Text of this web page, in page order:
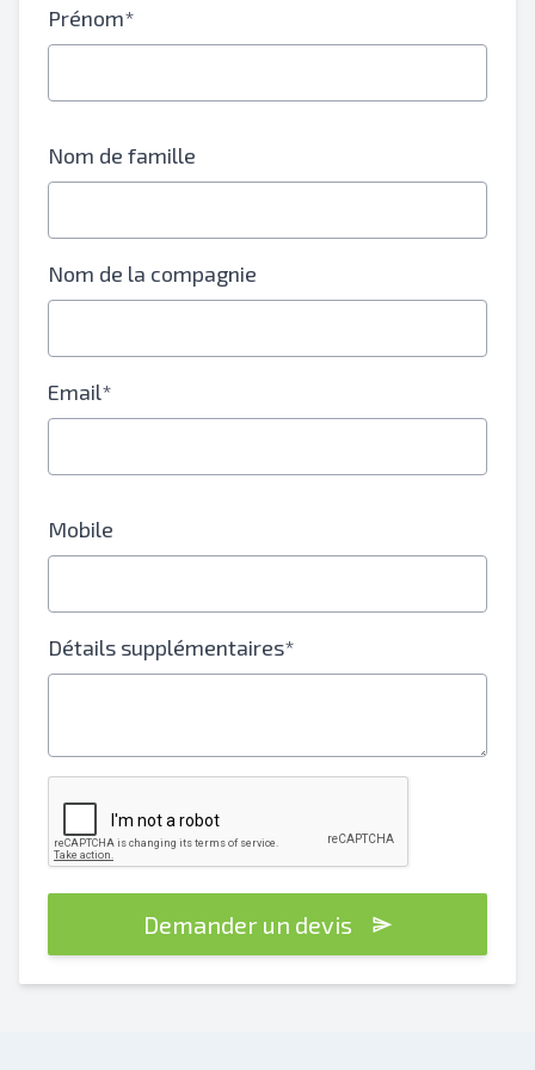
Prénom*
Nom de famille
Nom de la compagnie
Email*
Mobile
Détails supplémentaires*
Demander un devis